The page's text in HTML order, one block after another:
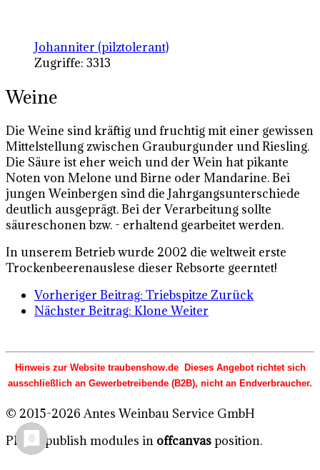
Johanniter (pilztolerant)
Zugriffe: 3313
Weine
Die Weine sind kräftig und fruchtig mit einer gewissen
Mittelstellung zwischen Grauburgunder und Riesling.
Die Säure ist eher weich und der Wein hat pikante
Noten von Melone und Birne oder Mandarine. Bei
jungen Weinbergen sind die Jahrgangsunterschiede
deutlich ausgeprägt. Bei der Verarbeitung sollte
säureschonen bzw. - erhaltend gearbeitet werden.
In unserem Betrieb wurde 2002 die weltweit erste
Trockenbeerenauslese dieser Rebsorte geerntet!
Vorheriger Beitrag: Triebspitze Zurück
Nächster Beitrag: KloneWeiter
Hinweis zur Website traubenshow.de Dieses Angebot richtet sich
ausschließlich an Gewerbetreibende (B2B), nicht an Endverbraucher.
© 2015-2026 Antes Weinbau Service GmbH
Please publish modules in offcanvasposition.